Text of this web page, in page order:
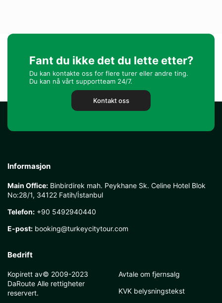
Fant du ikke det du lette etter?
Du kan kontakte oss for flere turer eller andre ting.
Du kan nå vårt supportteam 24/7.
Kontakt oss
Informasjon
Main Office: Binbirdirek mah. Peykhane Sk. Celine Hotel Blok
No:28/1, 34122 Fatih/İstanbul
Telefon: +90 5492940440
E-post: booking@turkeycitytour.com
Bedrift
Kopirett av© 2009-2023
DaRoute Alle rettigheter
reservert.
Avtale om fjernsalg
KVK belysningstekst